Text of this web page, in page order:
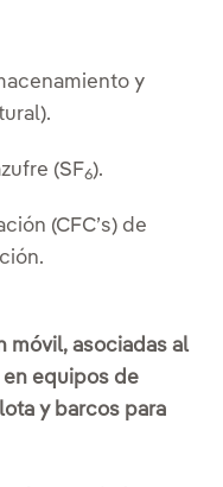
y
(SF6).
(CFC’s) de
móvil, asociadas al
equipos de
y barcos para